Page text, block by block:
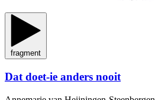
fragment
Dat doet-ie anders nooit